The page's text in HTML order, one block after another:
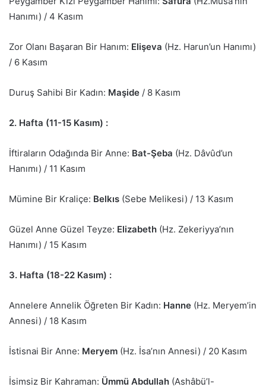
Hanımı) / 4 Kasım
Zor Olanı Başaran Bir Hanım: Elişeva (Hz. Harun’un Hanımı)
/ 6 Kasım
Duruş Sahibi Bir Kadın: Maşide / 8 Kasım
2. Hafta (11-15 Kasım) :
İftiraların Odağında Bir Anne: Bat-Şeba (Hz. Dâvûd’un
Hanımı) / 11 Kasım
Mümine Bir Kraliçe: Belkıs (Sebe Melikesi) / 13 Kasım
Güzel Anne Güzel Teyze: Elizabeth (Hz. Zekeriyya’nın
Hanımı) / 15 Kasım
3. Hafta (18-22 Kasım) :
Annelere Annelik Öğreten Bir Kadın: Hanne (Hz. Meryem’in
Annesi) / 18 Kasım
İstisnai Bir Anne: Meryem (Hz. İsa’nın Annesi) / 20 Kasım
İsimsiz Bir Kahraman: Ümmü Abdullah (Ashâbü’l-